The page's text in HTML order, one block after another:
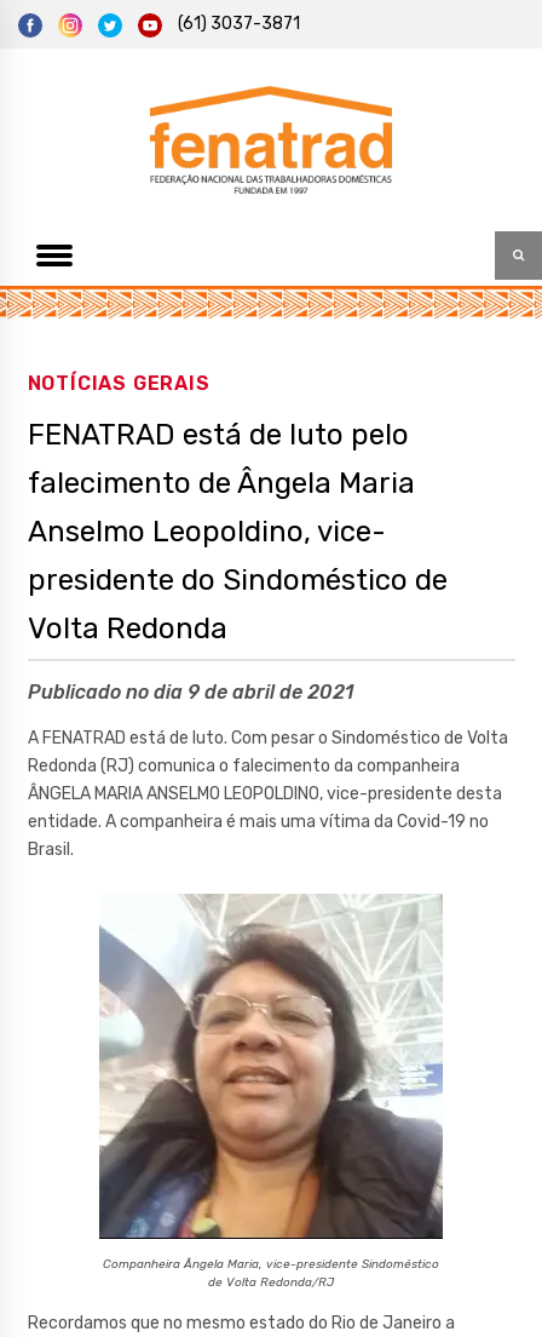
(61) 3037-3871
Fenatrad
Federação Nacional das Trabalhadoras Domésticas
NOTÍCIAS GERAIS
FENATRAD está de luto pelo
falecimento de Ângela Maria
Anselmo Leopoldino, vice-
presidente do Sindoméstico de
Volta Redonda
Publicado no dia 9 de abril de 2021
A FENATRAD está de luto. Com pesar o Sindoméstico de Volta
Redonda (RJ) comunica o falecimento da companheira
ÂNGELA MARIA ANSELMO LEOPOLDINO, vice-presidente desta
entidade. A companheira é mais uma vítima da Covid-19 no
Brasil.
Companheira Ângela Maria, vice-presidente Sindoméstico
de Volta Redonda/RJ
Recordamos que no mesmo estado do Rio de Janeiro a